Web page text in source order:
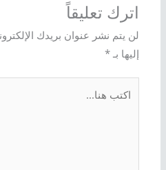
اترك تعليقاً
لن يتم نشر عنوان بريدك
إليها بـ*